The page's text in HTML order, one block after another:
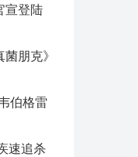
宣登陆
朋克》
伯格雷
速追杀